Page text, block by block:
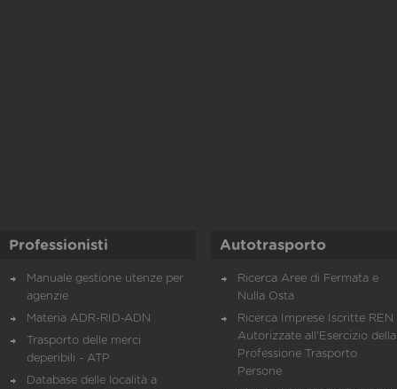
Professionisti
Manuale gestione utenze per
agenzie
Materia ADR-RID-ADN
Trasporto delle merci
deperibili - ATP
Database delle località a
Autotrasporto
Ricerca Aree di Fermata e
Nulla Osta
Ricerca Imprese Iscritte REN
Autorizzate all'Esercizio della
Professione Trasporto
Persone